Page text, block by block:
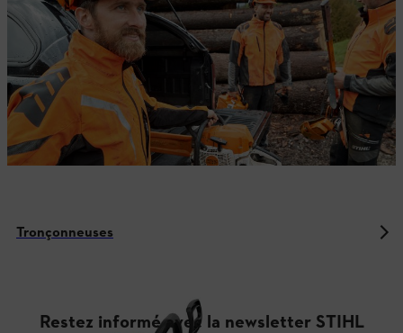
Tronçonneuses
Restez informé avec la newsletter STIHL